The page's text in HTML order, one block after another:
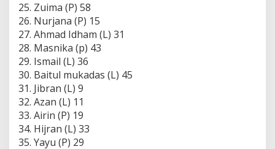
25. Zuima (P) 58
26. Nurjana (P) 15
27. Ahmad Idham (L) 31
28. Masnika (p) 43
29. Ismail (L) 36
30. Baitul mukadas (L) 45
31. Jibran (L) 9
32. Azan (L) 11
33. Airin (P) 19
34. Hijran (L) 33
35. Yayu (P) 29